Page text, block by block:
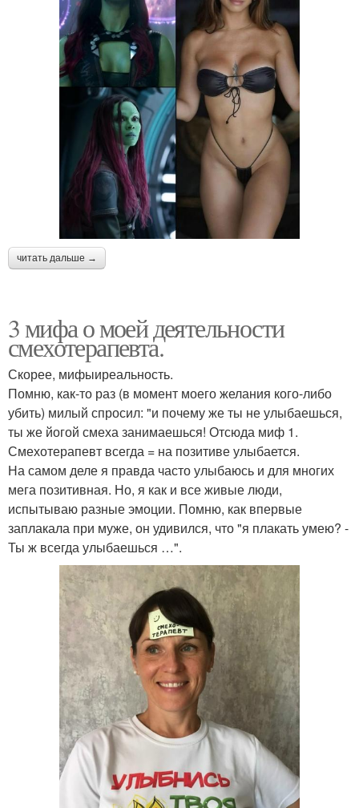
читать дальше →
3 мифа о моей деятельности
смехотерапевта.
Скорее, мифыиреальность.
Помню, как-то раз (в момент моего желания кого-либо
убить) милый спросил: "и почему же ты не улыбаешься,
ты же йогой смеха занимаешься! Отсюда миф 1.
Смехотерапевт всегда = на позитиве улыбается.
На самом деле я правда часто улыбаюсь и для многих
мега позитивная. Но, я как и все живые люди,
испытываю разные эмоции. Помню, как впервые
заплакала при муже, он удивился, что "я плакать умею? -
Ты ж всегда улыбаешься …".